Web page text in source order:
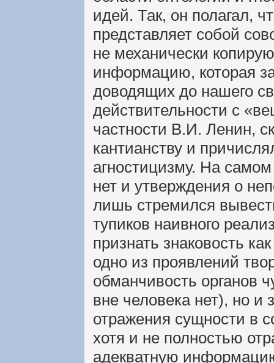
идей. Так, он полагал,
представляет собой
не механически
информацию, которая
доводящих до нашего
действительности с
частности В.И. Ленин,
кантианству и
агностицизму. На
нет и утверждения о
лишь стремился
тупиков наивного
признать знаковость
одно из проявлений
обманчивость органов
вне человека нет), но
отражения сущности в
хотя и не полностью
адекватную